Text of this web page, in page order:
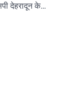
देहरादून के…